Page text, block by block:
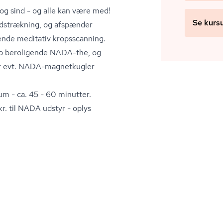
sind - og alle kan være med!
og afspænder
meditativ kropsscanning.
beroligende NADA-the, og
NADA-magnetkugler
- ca. 45 - 60 minutter.
til NADA udstyr - oplys
Se